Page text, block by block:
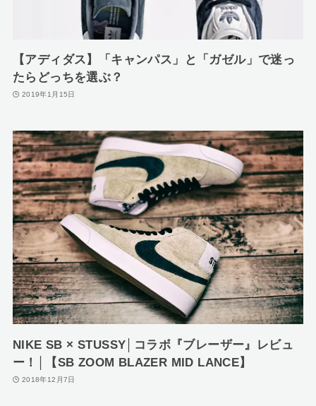
【アディダス】「キャンパス」と「ガゼル」で迷っ
たらどっちを選ぶ？
2019年1月15日
NIKE SB × STUSSY│コラボ『ブレーザー』レビュ
ー！│【SB ZOOM BLAZER MID LANCE】
2018年12月7日